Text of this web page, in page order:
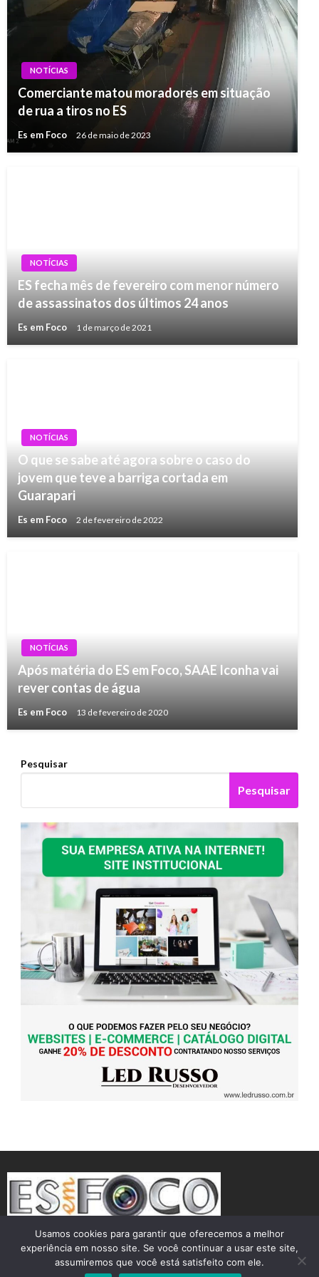
NOTÍCIAS
Comerciante matou moradores em situação
de rua a tiros no ES
Es em Foco 26 de maio de 2023
NOTÍCIAS
ES fecha mês de fevereiro com menor número
de assassinatos dos últimos 24 anos
Es em Foco 1 de março de 2021
NOTÍCIAS
O que se sabe até agora sobre o caso do
jovem que teve a barriga cortada em
Guarapari
Es em Foco 2 de fevereiro de 2022
NOTÍCIAS
Após matéria do ES em Foco, SAAE Iconha vai
rever contas de água
Es em Foco 13 de fevereiro de 2020
Pesquisar
Pesquisar
Usamos cookies para garantir que oferecemos a melhor
experiência em nosso site. Se você continuar a usar este site,
assumiremos que você está satisfeito com ele.